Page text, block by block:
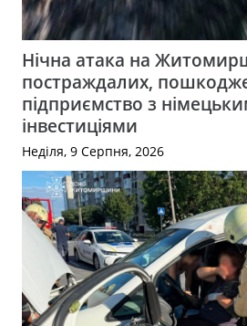
Нічна атака на
постраждалих,
підприємство з
інвестиціями
Неділя, 9 Серпня, 2026